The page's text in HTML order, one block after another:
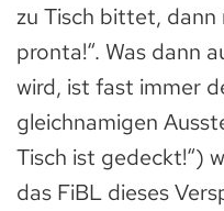
zu Tisch bittet, dann
pronta!“. Was dann
wird, ist fast immer
gleichnamigen
Tisch ist gedeckt!“)
das FiBL dieses